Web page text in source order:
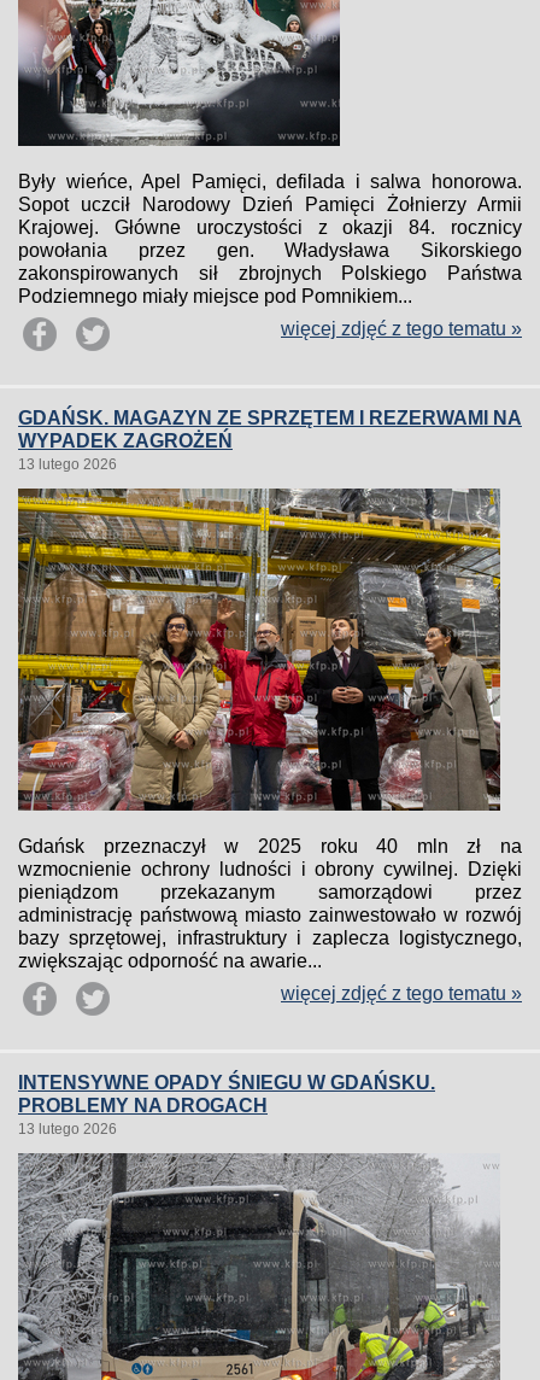
Były wieńce, Apel Pamięci, defilada i salwa honorowa.
Sopot uczcił Narodowy Dzień Pamięci Żołnierzy Armii
Krajowej. Główne uroczystości z okazji 84. rocznicy
powołania przez gen. Władysława Sikorskiego
zakonspirowanych sił zbrojnych Polskiego Państwa
Podziemnego miały miejsce pod Pomnikiem...
więcej zdjęć z tego tematu »
GDAŃSK. MAGAZYN ZE SPRZĘTEM I REZERWAMI NA
WYPADEK ZAGROŻEŃ
13 lutego 2026
Gdańsk przeznaczył w 2025 roku 40 mln zł na
wzmocnienie ochrony ludności i obrony cywilnej. Dzięki
pieniądzom przekazanym samorządowi przez
administrację państwową miasto zainwestowało w rozwój
bazy sprzętowej, infrastruktury i zaplecza logistycznego,
zwiększając odporność na awarie...
więcej zdjęć z tego tematu »
INTENSYWNE OPADY ŚNIEGU W GDAŃSKU.
PROBLEMY NA DROGACH
13 lutego 2026